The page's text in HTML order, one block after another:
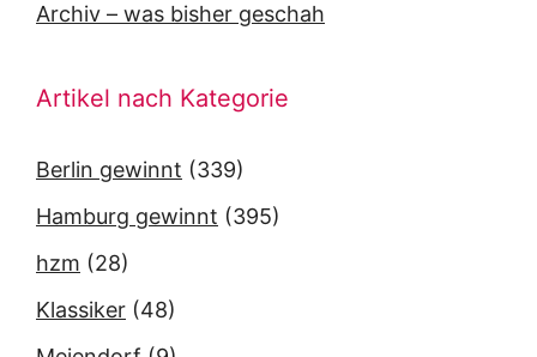
Archiv – was bisher geschah
Artikel nach Kategorie
Berlin gewinnt (339)
Hamburg gewinnt (395)
hzm (28)
Klassiker (48)